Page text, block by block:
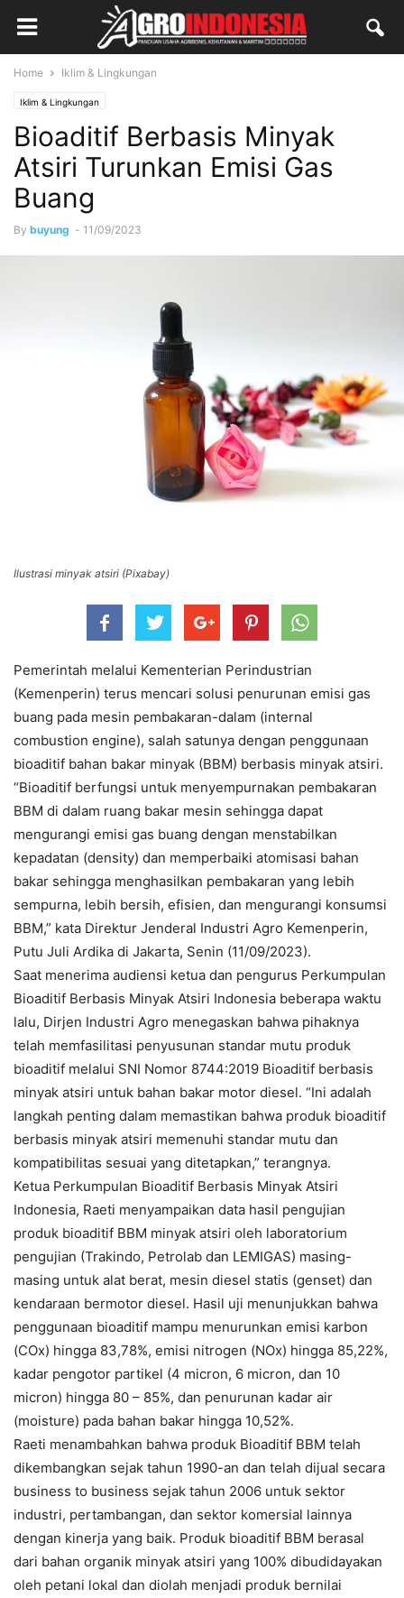
Home Iklim & Lingkungan
Iklim & Lingkungan
Bioaditif Berbasis Minyak
Atsiri Turunkan Emisi Gas
Buang
By buyung - 11/09/2023
Ilustrasi minyak atsiri (Pixabay)
Pemerintah melalui Kementerian Perindustrian
(Kemenperin) terus mencari solusi penurunan emisi gas
buang pada mesin pembakaran-dalam (internal
combustion engine), salah satunya dengan penggunaan
bioaditif bahan bakar minyak (BBM) berbasis minyak atsiri.
“Bioaditif berfungsi untuk menyempurnakan pembakaran
BBM di dalam ruang bakar mesin sehingga dapat
mengurangi emisi gas buang dengan menstabilkan
kepadatan (density) dan memperbaiki atomisasi bahan
bakar sehingga menghasilkan pembakaran yang lebih
sempurna, lebih bersih, efisien, dan mengurangi konsumsi
BBM,” kata Direktur Jenderal Industri Agro Kemenperin,
Putu Juli Ardika di Jakarta, Senin (11/09/2023).
Saat menerima audiensi ketua dan pengurus Perkumpulan
Bioaditif Berbasis Minyak Atsiri Indonesia beberapa waktu
lalu, Dirjen Industri Agro menegaskan bahwa pihaknya
telah memfasilitasi penyusunan standar mutu produk
bioaditif melalui SNI Nomor 8744:2019 Bioaditif berbasis
minyak atsiri untuk bahan bakar motor diesel. “Ini adalah
langkah penting dalam memastikan bahwa produk bioaditif
berbasis minyak atsiri memenuhi standar mutu dan
kompatibilitas sesuai yang ditetapkan,” terangnya.
Ketua Perkumpulan Bioaditif Berbasis Minyak Atsiri
Indonesia, Raeti menyampaikan data hasil pengujian
produk bioaditif BBM minyak atsiri oleh laboratorium
pengujian (Trakindo, Petrolab dan LEMIGAS) masing-
masing untuk alat berat, mesin diesel statis (genset) dan
kendaraan bermotor diesel. Hasil uji menunjukkan bahwa
penggunaan bioaditif mampu menurunkan emisi karbon
(COx) hingga 83,78%, emisi nitrogen (NOx) hingga 85,22%,
kadar pengotor partikel (4 micron, 6 micron, dan 10
micron) hingga 80 – 85%, dan penurunan kadar air
(moisture) pada bahan bakar hingga 10,52%.
Raeti menambahkan bahwa produk Bioaditif BBM telah
dikembangkan sejak tahun 1990-an dan telah dijual secara
business to business sejak tahun 2006 untuk sektor
industri, pertambangan, dan sektor komersial lainnya
dengan kinerja yang baik. Produk bioaditif BBM berasal
dari bahan organik minyak atsiri yang 100% dibudidayakan
oleh petani lokal dan diolah menjadi produk bernilai